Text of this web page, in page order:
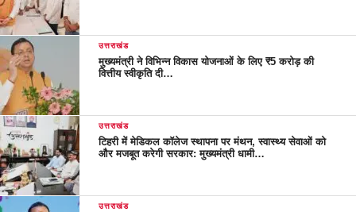
उत्तराखंड
मुख्यमंत्री ने विभिन्न विकास योजनाओं के लिए ₹5 करोड़ की
वित्तीय स्वीकृति दी…
उत्तराखंड
टिहरी में मेडिकल कॉलेज स्थापना पर मंथन, स्वास्थ्य सेवाओं को
और मजबूत करेगी सरकार: मुख्यमंत्री धामी…
उत्तराखंड